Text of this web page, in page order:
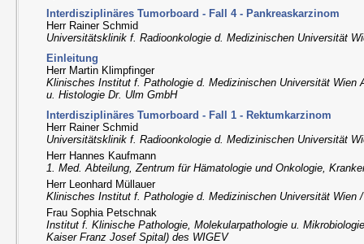
Interdisziplinäres Tumorboard - Fall 4 - Pankreaskarzinom
Herr Rainer Schmid
Universitätsklinik f. Radioonkologie d. Medizinischen Universität
Einleitung
Herr Martin Klimpfinger
Klinisches Institut f. Pathologie d. Medizinischen Universität Wien
u. Histologie Dr. Ulm GmbH
Interdisziplinäres Tumorboard - Fall 1 - Rektumkarzinom
Herr Rainer Schmid
Universitätsklinik f. Radioonkologie d. Medizinischen Universität
Herr Hannes Kaufmann
1. Med. Abteilung, Zentrum für Hämatologie und Onkologie,
Herr Leonhard Müllauer
Klinisches Institut f. Pathologie d. Medizinischen Universität Wien
Frau Sophia Petschnak
Institut f. Klinische Pathologie, Molekularpathologie u.
Kaiser Franz Josef Spital) des WIGEV